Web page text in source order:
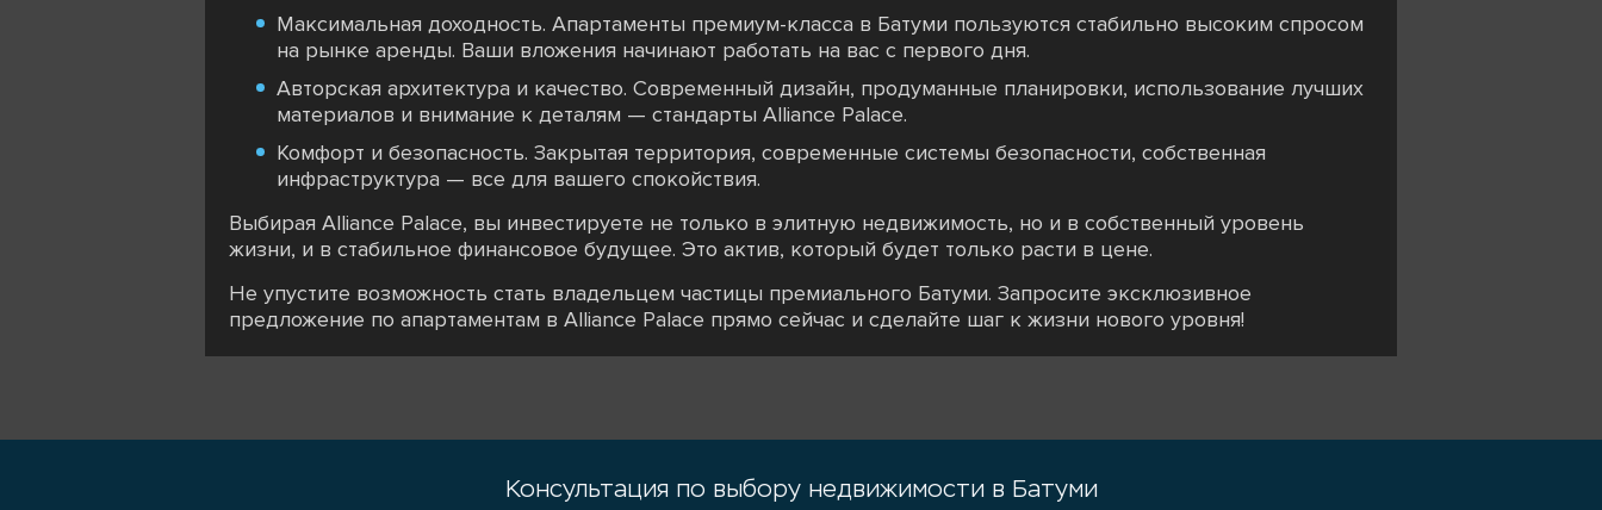
Максимальная доходность. Апартаменты премиум-класса в Батуми пользуются стабильно высоким спросом
на рынке аренды. Ваши вложения начинают работать на вас с первого дня.
Авторская архитектура и качество. Современный дизайн, продуманные планировки, использование лучших
материалов и внимание к деталям — стандарты Alliance Palace.
Комфорт и безопасность. Закрытая территория, современные системы безопасности, собственная
инфраструктура — все для вашего спокойствия.
Выбирая Alliance Palace, вы инвестируете не только в элитную недвижимость, но и в собственный уровень
жизни, и в стабильное финансовое будущее. Это актив, который будет только расти в цене.
Не упустите возможность стать владельцем частицы премиального Батуми. Запросите эксклюзивное
предложение по апартаментам в Alliance Palace прямо сейчас и сделайте шаг к жизни нового уровня!
Консультация по выбору недвижимости в Батуми